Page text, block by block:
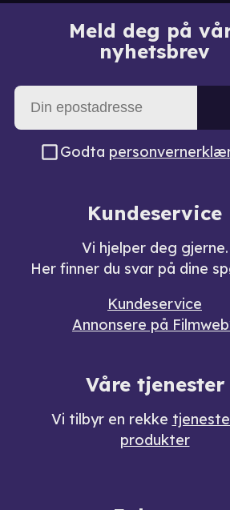
Meld deg på
nyhetsbrev
Godta
Kundeservice
Vi hjelper deg gjerne.
Her finner du svar på dine
Kundeservice
Annonsere på
Våre tjenester
Vi tilbyr en rekke
produkter